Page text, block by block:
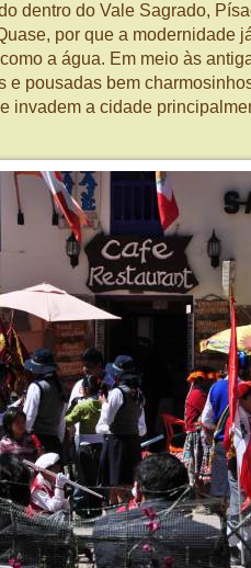
dentro do Vale Sagrado,
por que a modernidade
a água. Em meio às
e pousadas bem
invadem a cidade